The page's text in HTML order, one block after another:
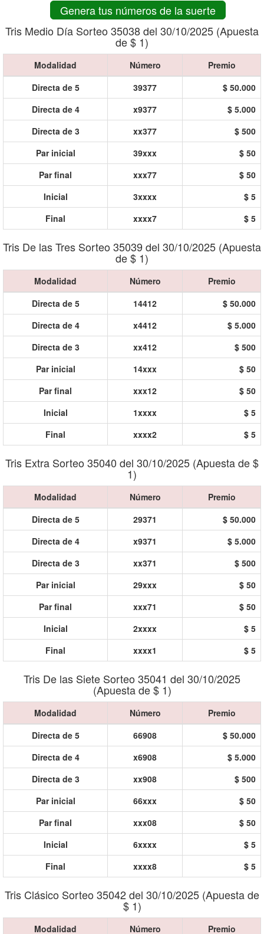
Genera tus números de la suerte
Tris Medio Día Sorteo 35038 del 30/10/2025 (Apuesta
de $ 1)
Modalidad Número
Premio
Directa de 5
39377
$ 50.000
Directa de 4
x9377
$ 5.000
Directa de 3
xx377
$ 500
Par inicial
39xxx
$ 50
Par final
xxx77
$ 50
Inicial
3xxxx
$ 5
Final
xxxx7 $ 5
Tris De las Tres Sorteo 35039 del 30/10/2025 (Apuesta
de $ 1)
Modalidad Número
Premio
Directa de 5
14412
$ 50.000
Directa de 4
x4412
$ 5.000
Directa de 3
xx412
$ 500
Par inicial
14xxx
$ 50
Par final
xxx12
$ 50
Inicial
1xxxx
$ 5
Final
xxxx2 $ 5
Tris Extra Sorteo 35040 del 30/10/2025 (Apuesta de $
1)
Modalidad Número
Premio
Directa de 5
29371
$ 50.000
Directa de 4
x9371
$ 5.000
Directa de 3
xx371
$ 500
Par inicial
29xxx
$ 50
Par final
xxx71
$ 50
Inicial
2xxxx
$ 5
Final
xxxx1 $ 5
Tris De las Siete Sorteo 35041 del 30/10/2025
(Apuesta de $ 1)
Modalidad Número
Premio
Directa de 5
66908
$ 50.000
Directa de 4
x6908
$ 5.000
Directa de 3
xx908
$ 500
Par inicial
66xxx
$ 50
Par final
xxx08
$ 50
Inicial
6xxxx
$ 5
Final
xxxx8 $ 5
Tris Clásico Sorteo 35042 del 30/10/2025 (Apuesta de
$ 1)
Modalidad Número Premio